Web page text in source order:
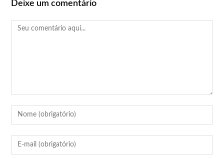
Deixe um comentário